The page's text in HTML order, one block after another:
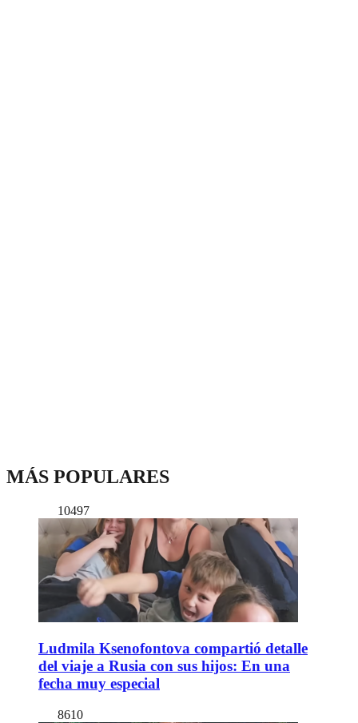
MÁS POPULARES
10497
Ludmila Ksenofontova compartió detalle
del viaje a Rusia con sus hijos: En una
fecha muy especial
8610